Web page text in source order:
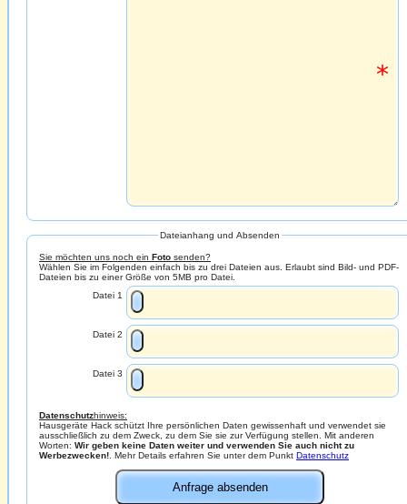
Dateianhang und Absenden
Sie möchten uns noch ein Foto senden?
Wählen Sie im Folgenden einfach bis zu drei Dateien aus. Erlaubt sind Bild- und PDF-
Dateien bis zu einer Größe von 5MB pro Datei.
Datei 1
Datei 2
Datei 3
Datenschutzhinweis:
Hausgeräte Hack schützt Ihre persönlichen Daten gewissenhaft und verwendet sie
ausschließlich zu dem Zweck, zu dem Sie sie zur Verfügung stellen. Mit anderen
Worten: Wir geben keine Daten weiter und verwenden Sie auch nicht zu
Werbezwecken!. Mehr Details erfahren Sie unter dem Punkt Datenschutz